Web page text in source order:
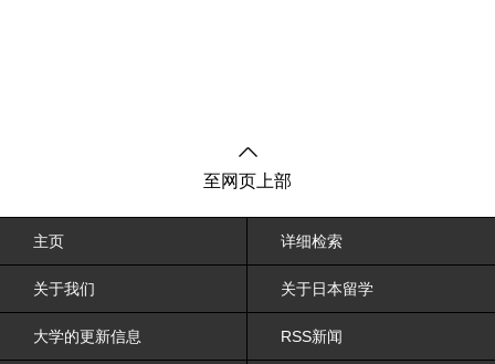
至网页上部
主页 详细检索
关于我们 关于日本留学
大学的更新信息 RSS新闻